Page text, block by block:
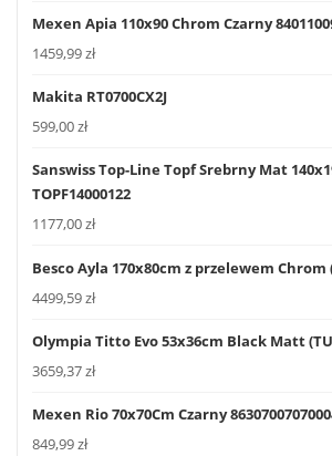
Mexen Apia 110x90 Chrom Czarny
1459,99zł
Makita RT0700CX2J
599,00zł
Sanswiss Top-Line Topf Srebrny Mat
TOPF14000122
1177,00zł
Besco Ayla 170x80cm z przelewem Chrom
4499,59zł
Olympia Titto Evo 53x36cm Black Matt
3659,37zł
Mexen Rio 70x70Cm Czarny
849,99zł